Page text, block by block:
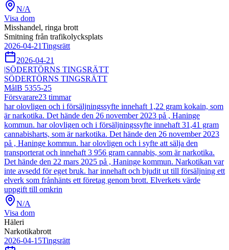
N/A
Visa dom
Misshandel, ringa brott
Smitning från trafikolycksplats
2026-04-21Tingsrätt
2026-04-21
|SÖDERTÖRNS TINGSRÄTT
SÖDERTÖRNS TINGSRÄTT
MålB 5355-25
Försvarare23 timmar
har olovligen och i försäljningssyfte innehaft 1,22 gram kokain, som
är narkotika. Det hände den 26 november 2023 på , Haninge
kommun. har olovligen och i försäljningssyfte innehaft 31,41 gram
cannabisharts, som är narkotika. Det hände den 26 november 2023
på , Haninge kommun. har olovligen och i syfte att sälja den
transporterat och innehaft 3 956 gram cannabis, som är narkotika.
Det hände den 22 mars 2025 på , Haninge kommun. Narkotikan var
inte avsedd för eget bruk. har innehaft och bjudit ut till försäljning ett
elverk som frånhänts ett företag genom brott. Elverkets värde
uppgift till omkrin
N/A
Visa dom
Häleri
Narkotikabrott
2026-04-15Tingsrätt